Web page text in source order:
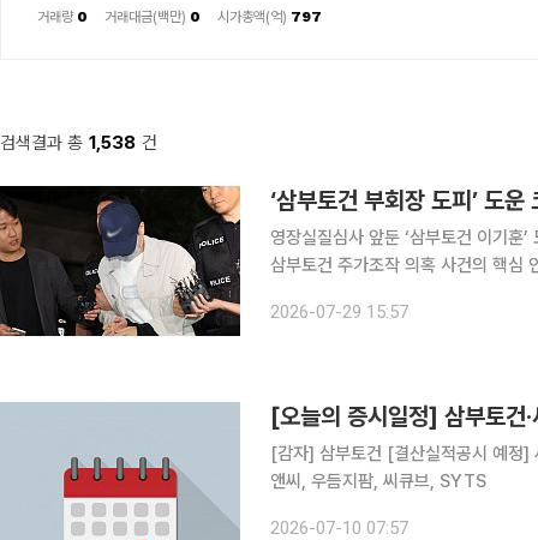
거래량 0 거래대금(백만) 0 시가총액(억) 797
검색결과 총 1,538 건
‘삼부토건 부회장 도피’ 도
영장실질심사 앞둔 ‘삼부토건 이기훈
삼부토건 주가조작 의혹 사건의 핵심
판사)는 29일 범인은닉 등 혐의로 기
2026-07-29 15:57
[오늘의 증시일정] 삼부토건
[감자] 삼부토건 [결산실적공시 예정]
앤씨, 우듬지팜, 씨큐브, SYTS
2026-07-10 07:57